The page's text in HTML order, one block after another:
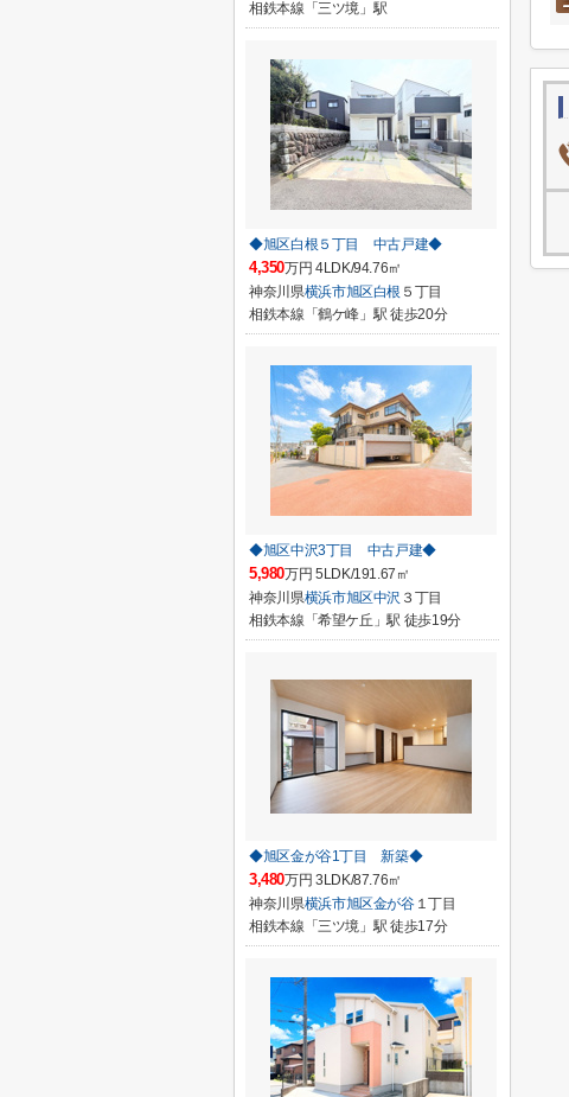
相鉄本線「三ツ境」駅
◆旭区白根５丁目 中古戸建◆
4,350万円 4LDK/94.76㎡
神奈川県横浜市旭区白根 ５丁目
相鉄本線「鶴ケ峰」駅 徒歩20分
◆旭区中沢3丁目 中古戸建◆
5,980万円 5LDK/191.67㎡
神奈川県横浜市旭区中沢 ３丁目
相鉄本線「希望ケ丘」駅 徒歩19分
◆旭区金が谷1丁目 新築◆
3,480万円 3LDK/87.76㎡
神奈川県横浜市旭区金が谷１丁目
相鉄本線「三ツ境」駅 徒歩17分